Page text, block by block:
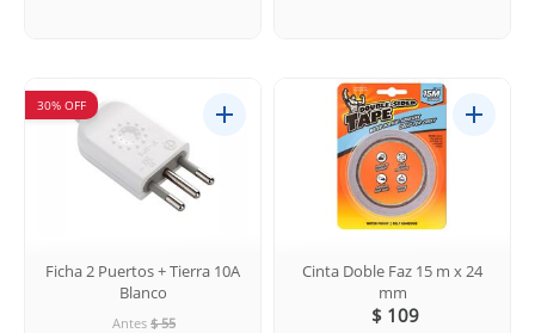
30% OFF
Ficha 2 Puertos + Tierra 10A
Blanco
Antes $ 55
Cinta Doble Faz 15 m x 24
mm
$ 109